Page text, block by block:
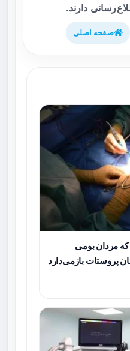
دارند.
صفحه اصلی
مردان بومی
پروستات بازمی‌دارد